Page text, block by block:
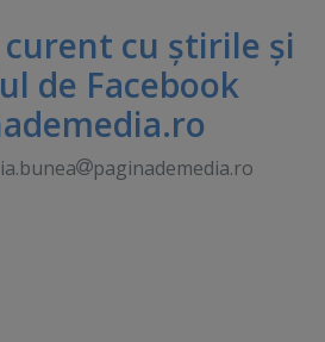
curent cu ştirile şi
de Facebook
paginademedia.ro